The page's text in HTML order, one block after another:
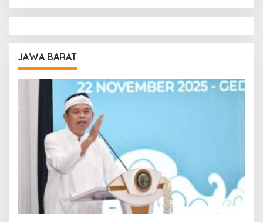
JAWA BARAT